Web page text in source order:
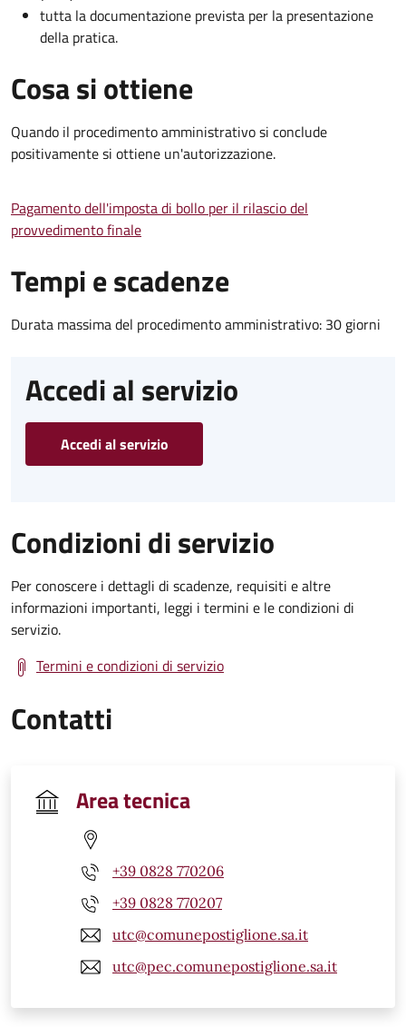
tutta la documentazione prevista per la presentazione
della pratica.
Cosa si ottiene
Quando il procedimento amministrativo si conclude
positivamente si ottiene un'autorizzazione.
Pagamento dell'imposta di bollo per il rilascio del
provvedimento finale
Tempi e scadenze
Durata massima del procedimento amministrativo: 30 giorni
Accedi al servizio
Accedi al servizio
Condizioni di servizio
Per conoscere i dettagli di scadenze, requisiti e altre
informazioni importanti, leggi i termini e le condizioni di
servizio.
Termini e condizioni di servizio
Contatti
Area tecnica
+39 0828 770206
+39 0828 770207
utc@comunepostiglione.sa.it
utc@pec.comunepostiglione.sa.it